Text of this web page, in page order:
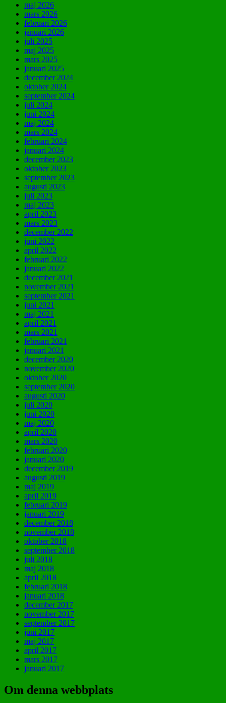
maj 2026
mars 2026
februari 2026
januari 2026
juli 2025
maj 2025
mars 2025
januari 2025
december 2024
oktober 2024
september 2024
juli 2024
juni 2024
maj 2024
mars 2024
februari 2024
januari 2024
december 2023
oktober 2023
september 2023
augusti 2023
juli 2023
maj 2023
april 2023
mars 2023
december 2022
juni 2022
april 2022
februari 2022
januari 2022
december 2021
november 2021
september 2021
juni 2021
maj 2021
april 2021
mars 2021
februari 2021
januari 2021
december 2020
november 2020
oktober 2020
september 2020
augusti 2020
juli 2020
juni 2020
maj 2020
april 2020
mars 2020
februari 2020
januari 2020
december 2019
augusti 2019
maj 2019
april 2019
februari 2019
januari 2019
december 2018
november 2018
oktober 2018
september 2018
juli 2018
maj 2018
april 2018
februari 2018
januari 2018
december 2017
november 2017
september 2017
juni 2017
maj 2017
april 2017
mars 2017
januari 2017
Om denna webbplats